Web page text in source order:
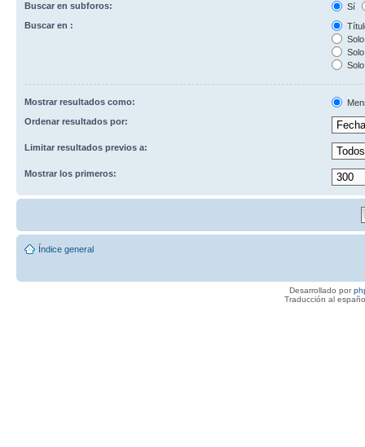
Buscar en subforos:
Sí
Buscar en :
Mostrar resultados como:
Ordenar resultados por:
Limitar resultados previos a:
Mostrar los primeros:
Índice general
Desarrollado por
Traducción al